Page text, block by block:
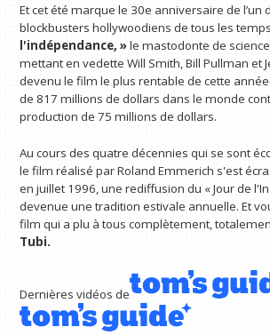
Et cet été marque le 30e anniversaire de l’un
blockbusters hollywoodiens de tous les
l'indépendance, »le mastodonte de
mettant en vedette Will Smith, Bill Pullman et
devenu le film le plus rentable de cette
de 817 millions de dollars dans le monde
production de 75 millions de dollars.
Au cours des quatre décennies qui se sont
le film réalisé par Roland Emmerich s'est
en juillet 1996, une rediffusion du « Jour de
devenue une tradition estivale annuelle. Et
film qui a plu à tous complètement,
Tubi.
Dernières vidéos de